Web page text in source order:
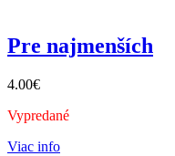
Pre najmenších
4.00€
Vypredané
Viac info